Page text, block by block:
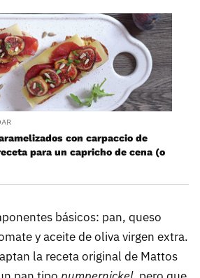
con carpaccio de
para un capricho de cena (o
básicos: pan, queso
y aceite de oliva virgen extra.
la receta original de Mattos